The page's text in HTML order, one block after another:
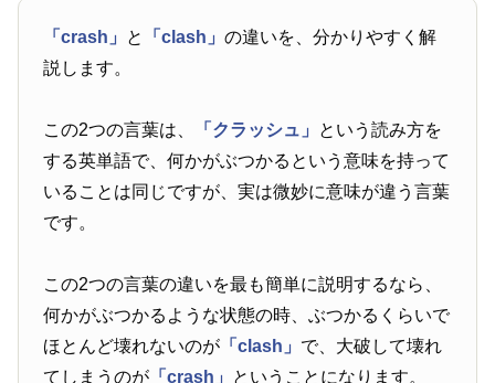
「crash」 と 「clash」の違いを、分かりやすく解
説します。
この2つの言葉は、 「クラッシュ」 という読み方を
する英単語で、何かがぶつかるという意味を持って
いることは同じですが、実は微妙に意味が違う言葉
です。
この2つの言葉の違いを最も簡単に説明するなら、
何かがぶつかるような状態の時、ぶつかるくらいで
ほとんど壊れないのが 「clash」 で、大破して壊れ
てしまうのが 「crash」 ということになります。